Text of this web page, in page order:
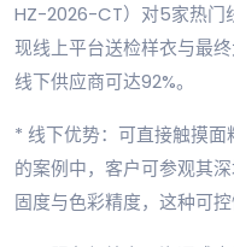
HZ-2026-CT）对5家热门
现线上平台送检样衣与最
线下供应商可达92%。
* 线下优势：可直接触摸面
的案例中，客户可参观其
固度与色彩精度，这种可控